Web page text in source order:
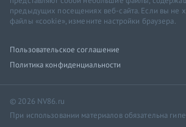
предыдущих посещениях веб-сайта. Если вы не
файлы «cookie», измените настройки браузера.
Пользовательское соглашение
Политика конфиденциальности
© 2026 NV86.ru
При использовании материалов обязательна